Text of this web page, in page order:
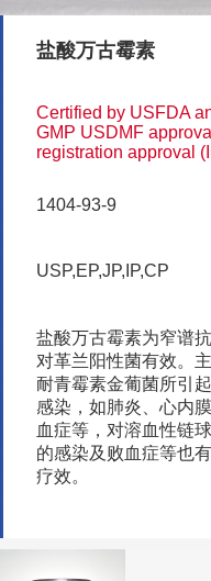
盐酸万古霉素
Certified by USFDA
GMP USDMF
registration approval
1404-93-9
USP,EP,JP,IP,CP
盐酸万古霉素为窄谱抗
对革兰阳性菌有效。
耐青霉素金葡菌所引
感染，如肺炎、心内
血症等，对溶血性链
的感染及败血症等也
疗效。